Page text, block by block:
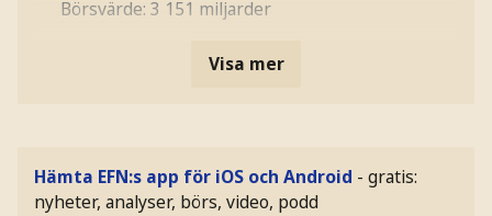
Börsvärde: 3 151 miljarder
Visa mer
Hämta EFN:s app för iOS och Android - gratis:
nyheter, analyser, börs, video, podd